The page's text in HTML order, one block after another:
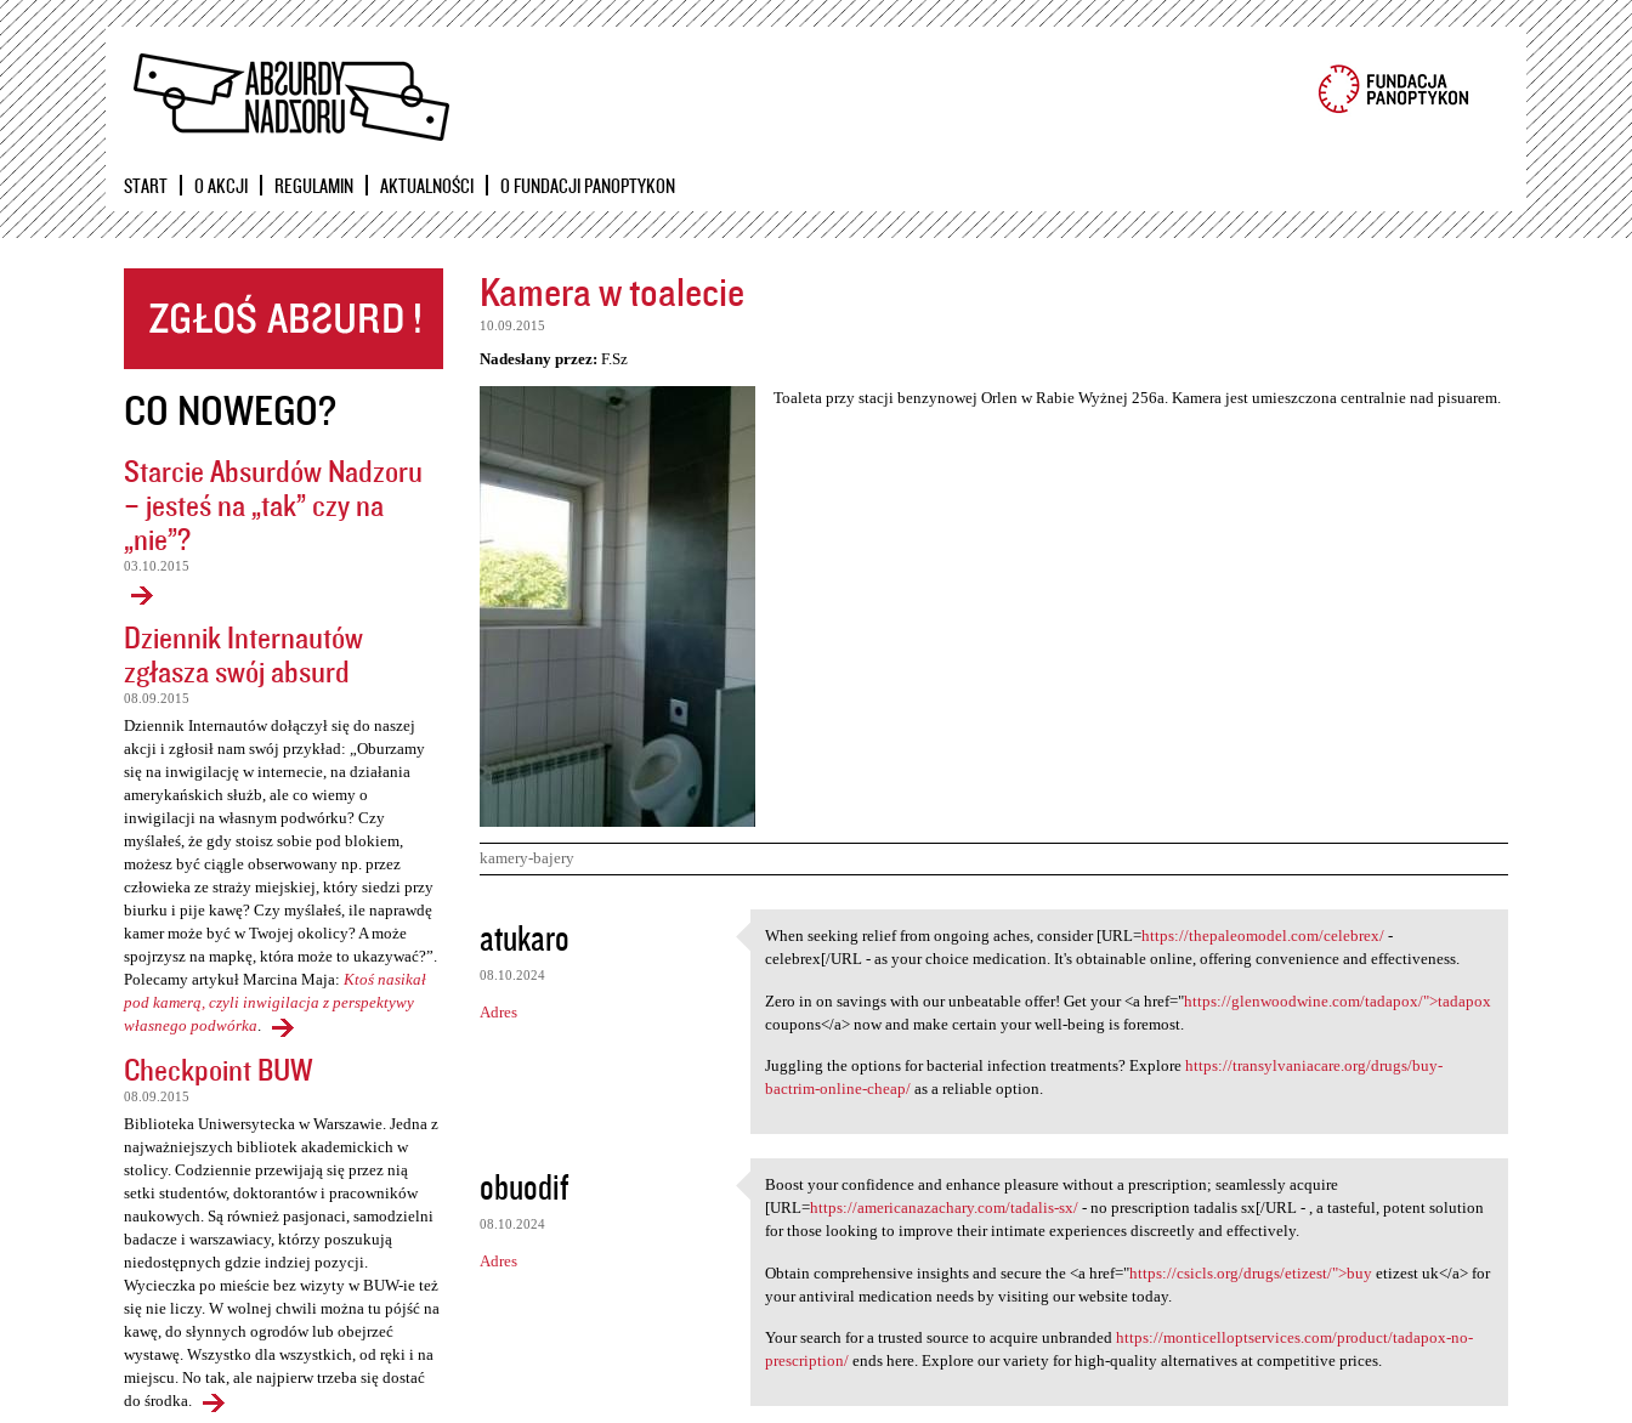
Przejdź
START O AKCJI REGULAMIN AKTUALNOŚCI O FUNDACJI PANOPTYKON
CO NOWEGO?
Starcie Absurdów Nadzoru
– jesteś na „tak” czy na
„nie”?
03.10.2015
Dziennik Internautów
zgłasza swój absurd
08.09.2015
Dziennik Internautów dołączył się do naszej
akcji i zgłosił nam swój przykład: „Oburzamy
się na inwigilację w internecie, na działania
amerykańskich służb, ale co wiemy o
inwigilacji na własnym podwórku? Czy
myślałeś, że gdy stoisz sobie pod blokiem,
możesz być ciągle obserwowany np. przez
człowieka ze straży miejskiej, który siedzi przy
biurku i pije kawę? Czy myślałeś, ile naprawdę
kamer może być w Twojej okolicy? A może
spojrzysz na mapkę, która może to ukazywać?”.
Polecamy artykuł Marcina Maja: Ktoś nasikał
pod kamerą, czyli inwigilacja z perspektywy
własnego podwórka.
Checkpoint BUW
08.09.2015
Biblioteka Uniwersytecka w Warszawie. Jedna z
najważniejszych bibliotek akademickich w
stolicy. Codziennie przewijają się przez nią
setki studentów, doktorantów i pracowników
naukowych. Są również pasjonaci, samodzielni
badacze i warszawiacy, którzy poszukują
niedostępnych gdzie indziej pozycji.
Wycieczka po mieście bez wizyty w BUW-ie też
się nie liczy. W wolnej chwili można tu pójść na
kawę, do słynnych ogrodów lub obejrzeć
wystawę. Wszystko dla wszystkich, od ręki i na
miejscu. No tak, ale najpierw trzeba się dostać
do środka.
Kamera w toalecie
10.09.2015
Nadesłany przez: F.Sz
Toaleta przy stacji benzynowej Orlen w Rabie Wyżnej 256a. Kamera jest umieszczona centralnie nad pisuarem.
kamery-bajery
K
o
m
e
z
e
atukaro
08.10.2024
Adres
When seeking relief from
When seeking relief from ongoing aches, consider [URL=https://thepaleomodel.com/celebrex/ -
celebrex[/URL - as your choice medication. It's obtainable online, offering convenience and effectiveness.
Zero in on savings with our unbeatable offer! Get your <a href="https://glenwoodwine.com/tadapox/">tadapox
coupons</a> now and make certain your well-being is foremost.
Juggling the options for bacterial infection treatments? Explorehttps://transylvaniacare.org/drugs/buy-
bactrim-online-cheap/ as a reliable option.
obuodif
08.10.2024
Adres
Boost your confidence and
Boost your confidence and enhance pleasure without a prescription; seamlessly acquire
[URL=https://americanazachary.com/tadalis-sx/ - no prescription tadalis sx[/URL - , a tasteful, potent solution
for those looking to improve their intimate experiences discreetly and effectively.
Obtain comprehensive insights and secure the <a href="https://csicls.org/drugs/etizest/">buy etizest uk</a> for
your antiviral medication needs by visiting our website today.
Your search for a trusted source to acquire unbrandedhttps://monticelloptservices.com/product/tadapox-no-
prescription/ ends here. Explore our variety for high-quality alternatives at competitive prices.